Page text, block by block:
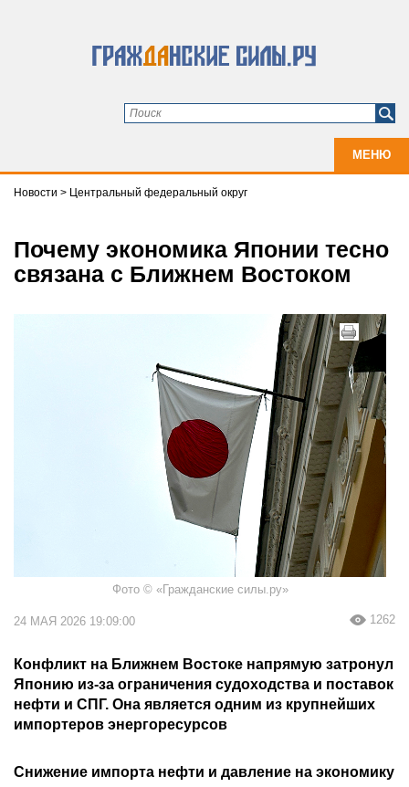
МЕНЮ
Новости > Центральный федеральный округ
Почему экономика Японии тесно
связана с Ближнем Востоком
Фото © «Гражданские силы.ру»
24 МАЯ 2026 19:09:00 1262
Конфликт на Ближнем Востоке напрямую затронул
Японию из-за ограничения судоходства и поставок
нефти и СПГ. Она является одним из крупнейших
импортеров энергоресурсов
Снижение импорта нефти и давление на экономику